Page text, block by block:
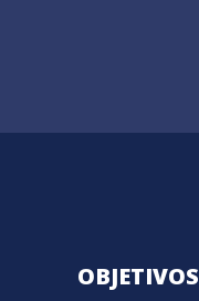
OBJETIVOS